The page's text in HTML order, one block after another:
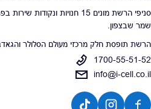
סניפי הרשת מונים 15 חנויות
שמר שבצפון.
הרשת תופסת חלק מרכזי מעולם הסלולר
1700-55-51-52
info@i-cell.co.il